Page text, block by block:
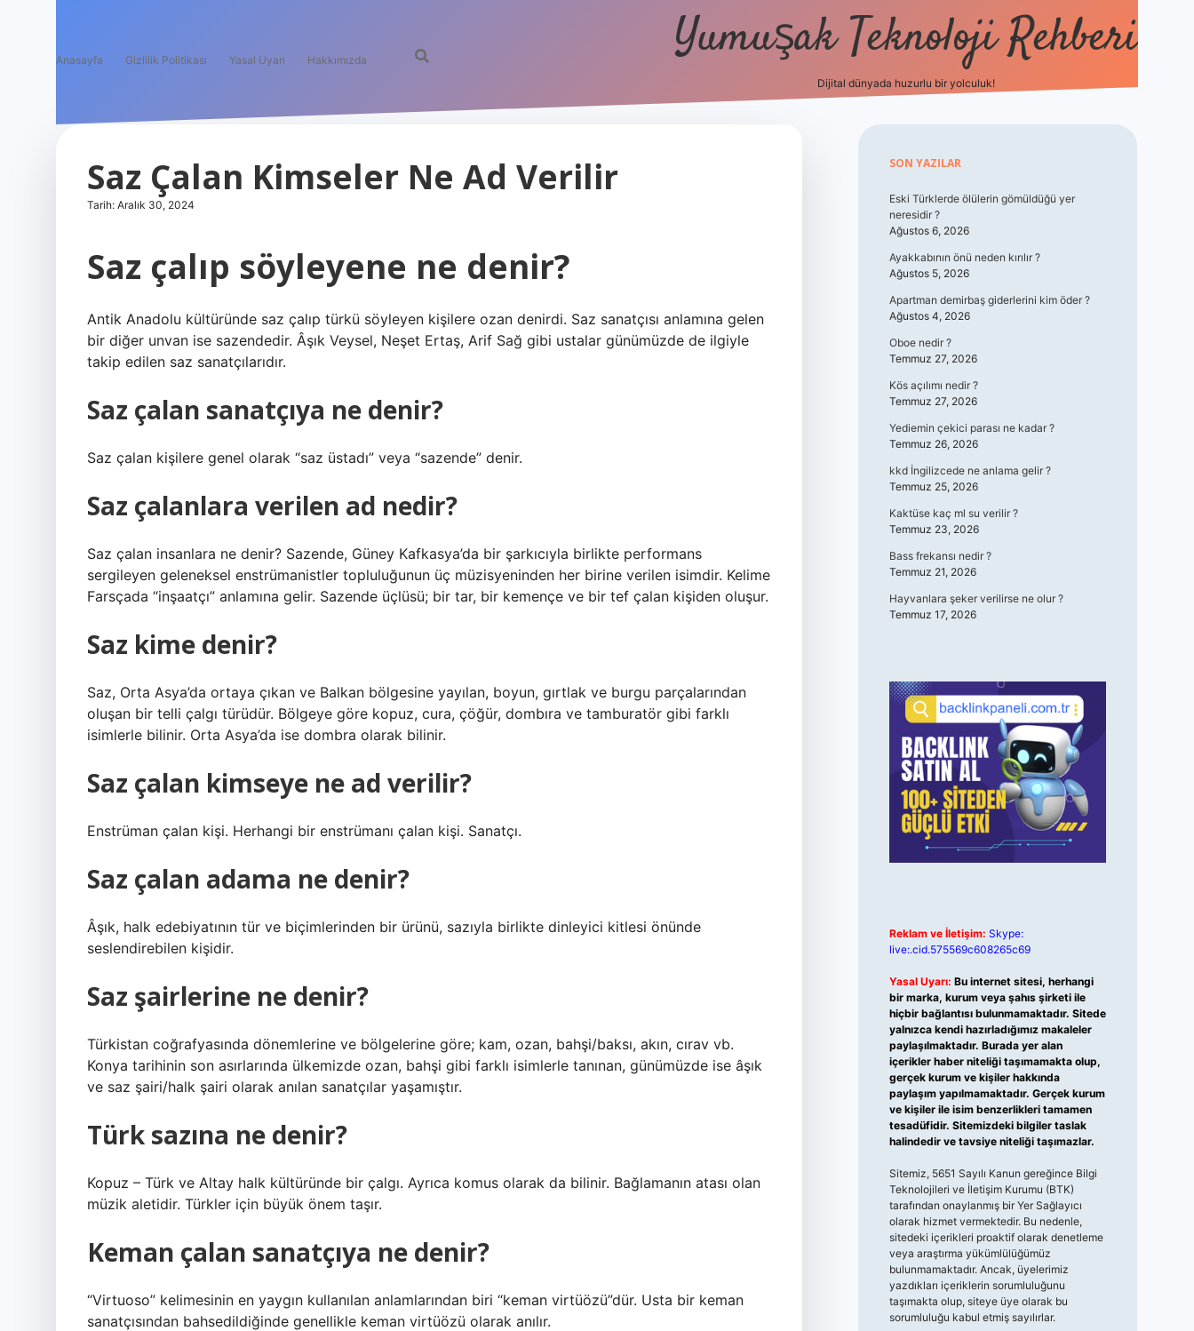
Anasayfa Gizlilik Politikası Yasal Uyarı Hakkımızda Yumuşak Teknoloji Rehberi
Dijital dünyada huzurlu bir yolculuk!
Saz Çalan Kimseler Ne Ad Verilir
Tarih: Aralık 30, 2024
Saz çalıp söyleyene ne denir?
Antik Anadolu kültüründe saz çalıp türkü söyleyen kişilere ozan denirdi. Saz sanatçısı anlamına gelen
bir diğer unvan ise sazendedir. Âşık Veysel, Neşet Ertaş, Arif Sağ gibi ustalar günümüzde de ilgiyle
takip edilen saz sanatçılarıdır.
Saz çalan sanatçıya ne denir?
Saz çalan kişilere genel olarak “saz üstadı” veya “sazende” denir.
Saz çalanlara verilen ad nedir?
Saz çalan insanlara ne denir? Sazende, Güney Kafkasya’da bir şarkıcıyla birlikte performans
sergileyen geleneksel enstrümanistler topluluğunun üç müzisyeninden her birine verilen isimdir. Kelime
Farsçada “inşaatçı” anlamına gelir. Sazende üçlüsü; bir tar, bir kemençe ve bir tef çalan kişiden oluşur.
Saz kime denir?
Saz, Orta Asya’da ortaya çıkan ve Balkan bölgesine yayılan, boyun, gırtlak ve burgu parçalarından
oluşan bir telli çalgı türüdür. Bölgeye göre kopuz, cura, çöğür, dombıra ve tamburatör gibi farklı
isimlerle bilinir. Orta Asya’da ise dombra olarak bilinir.
Saz çalan kimseye ne ad verilir?
Enstrüman çalan kişi. Herhangi bir enstrümanı çalan kişi. Sanatçı.
Saz çalan adama ne denir?
Âşık, halk edebiyatının tür ve biçimlerinden bir ürünü, sazıyla birlikte dinleyici kitlesi önünde
seslendirebilen kişidir.
Saz şairlerine ne denir?
Türkistan coğrafyasında dönemlerine ve bölgelerine göre; kam, ozan, bahşi/baksı, akın, cırav vb.
Konya tarihinin son asırlarında ülkemizde ozan, bahşi gibi farklı isimlerle tanınan, günümüzde ise âşık
ve saz şairi/halk şairi olarak anılan sanatçılar yaşamıştır.
Türk sazına ne denir?
Kopuz – Türk ve Altay halk kültüründe bir çalgı. Ayrıca komus olarak da bilinir. Bağlamanın atası olan
müzik aletidir. Türkler için büyük önem taşır.
Keman çalan sanatçıya ne denir?
“Virtuoso” kelimesinin en yaygın kullanılan anlamlarından biri “keman virtüözü”dür. Usta bir keman
sanatçısından bahsedildiğinde genellikle keman virtüözü olarak anılır.
Sidebar
SON YAZILAR
Eski Türklerde ölülerin gömüldüğü yer
neresidir ?
Ağustos 6, 2026
Ayakkabının önü neden kırılır ?
Ağustos 5, 2026
Apartman demirbaş giderlerini kim öder ?
Ağustos 4, 2026
Oboe nedir ?
Temmuz 27, 2026
Kös açılımı nedir ?
Temmuz 27, 2026
Yediemin çekici parası ne kadar ?
Temmuz 26, 2026
kkd İngilizcede ne anlama gelir ?
Temmuz 25, 2026
Kaktüse kaç ml su verilir ?
Temmuz 23, 2026
Bass frekansı nedir ?
Temmuz 21, 2026
Hayvanlara şeker verilirse ne olur ?
Temmuz 17, 2026
Reklam ve İletişim: Skype:
live:.cid.575569c608265c69
Yasal Uyarı: Bu internet sitesi, herhangi
bir marka, kurum veya şahıs şirketi ile
hiçbir bağlantısı bulunmamaktadır. Sitede
yalnızca kendi hazırladığımız makaleler
paylaşılmaktadır. Burada yer alan
içerikler haber niteliği taşımamakta olup,
gerçek kurum ve kişiler hakkında
paylaşım yapılmamaktadır. Gerçek kurum
ve kişiler ile isim benzerlikleri tamamen
tesadüfidir. Sitemizdeki bilgiler taslak
halindedir ve tavsiye niteliği taşımazlar.
Sitemiz, 5651 Sayılı Kanun gereğince Bilgi
Teknolojileri ve İletişim Kurumu (BTK)
tarafından onaylanmış bir Yer Sağlayıcı
olarak hizmet vermektedir. Bu nedenle,
sitedeki içerikleri proaktif olarak denetleme
veya araştırma yükümlülüğümüz
bulunmamaktadır. Ancak, üyelerimiz
yazdıkları içeriklerin sorumluluğunu
taşımakta olup, siteye üye olarak bu
sorumluluğu kabul etmiş sayılırlar.